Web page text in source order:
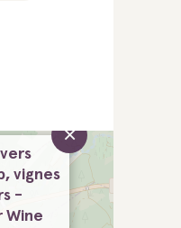
vignes
-
Wine
×